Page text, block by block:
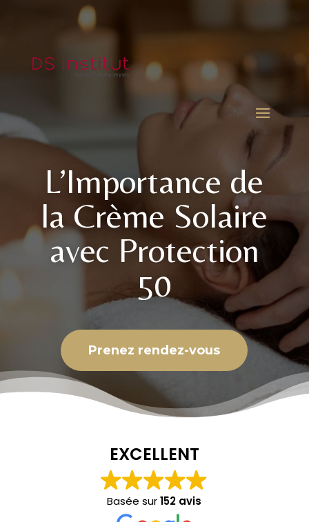
L’Importance de
la Crème Solaire
avec Protection
50
Prenez rendez-vous
EXCELLENT
Basée sur152 avis